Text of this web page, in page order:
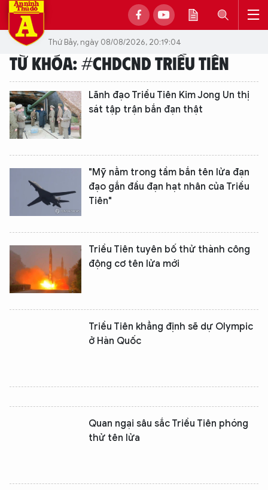
Thứ Bảy, ngày 08/08/2026, 20:19:04
TỪ KHÓA: #CHDCND TRIỀU TIÊN
Lãnh đạo Triều Tiên Kim Jong Un thị
sát tập trận bắn đạn thật
"Mỹ nằm trong tầm bắn tên lửa đạn
đạo gắn đầu đạn hạt nhân của Triều
Tiên"
Triều Tiên tuyên bố thử thành công
động cơ tên lửa mới
Triều Tiên khẳng định sẽ dự Olympic
ở Hàn Quốc
Quan ngại sâu sắc Triều Tiên phóng
thử tên lửa